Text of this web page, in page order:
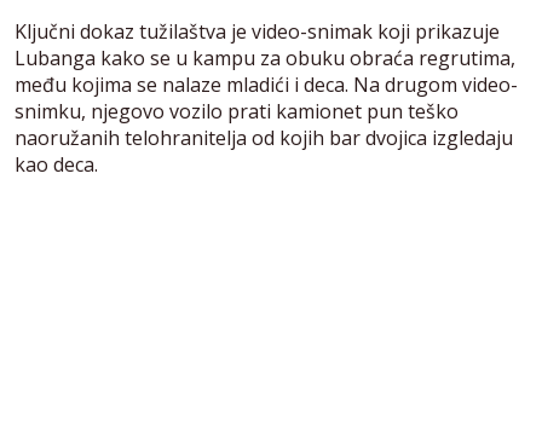
Ključni dokaz tužilaštva je video-snimak koji prikazuje
Lubanga kako se u kampu za obuku obraća regrutima,
među kojima se nalaze mladići i deca. Na drugom video-
snimku, njegovo vozilo prati kamionet pun teško
naoružanih telohranitelja od kojih bar dvojica izgledaju
kao deca.